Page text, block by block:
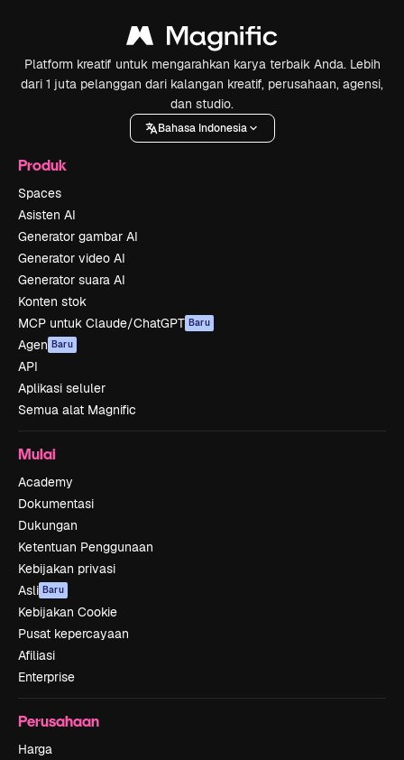
Platform kreatif untuk mengarahkan karya terbaik Anda. Lebih
dari 1 juta pelanggan dari kalangan kreatif, perusahaan, agensi,
dan studio.
Bahasa Indonesia
Produk
Spaces
Asisten AI
Generator gambar AI
Generator video AI
Generator suara AI
Konten stok
MCP untuk Claude/ChatGPT Baru
Agen Baru
API
Aplikasi seluler
Semua alat Magnific
Mulai
Academy
Dokumentasi
Dukungan
Ketentuan Penggunaan
Kebijakan privasi
Asli Baru
Kebijakan Cookie
Pusat kepercayaan
Afiliasi
Enterprise
Perusahaan
Harga